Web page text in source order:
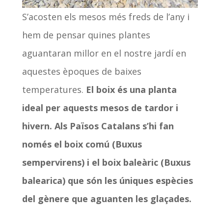
S’acosten els mesos més freds de l’any i
hem de pensar quines plantes
aguantaran millor en el nostre jardí en
aquestes èpoques de baixes
temperatures. El boix és una planta
ideal per aquests mesos de tardor i
hivern. Als Països Catalans s’hi fan
només el boix comú (Buxus
sempervirens) i el boix baleàric (Buxus
balearica) que són les úniques espècies
del gènere que aguanten les glaçades.